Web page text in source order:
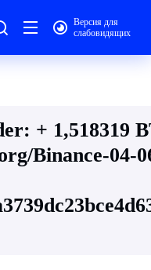
Версия для
слабовидящих
+ 1,518319
Binance-04-